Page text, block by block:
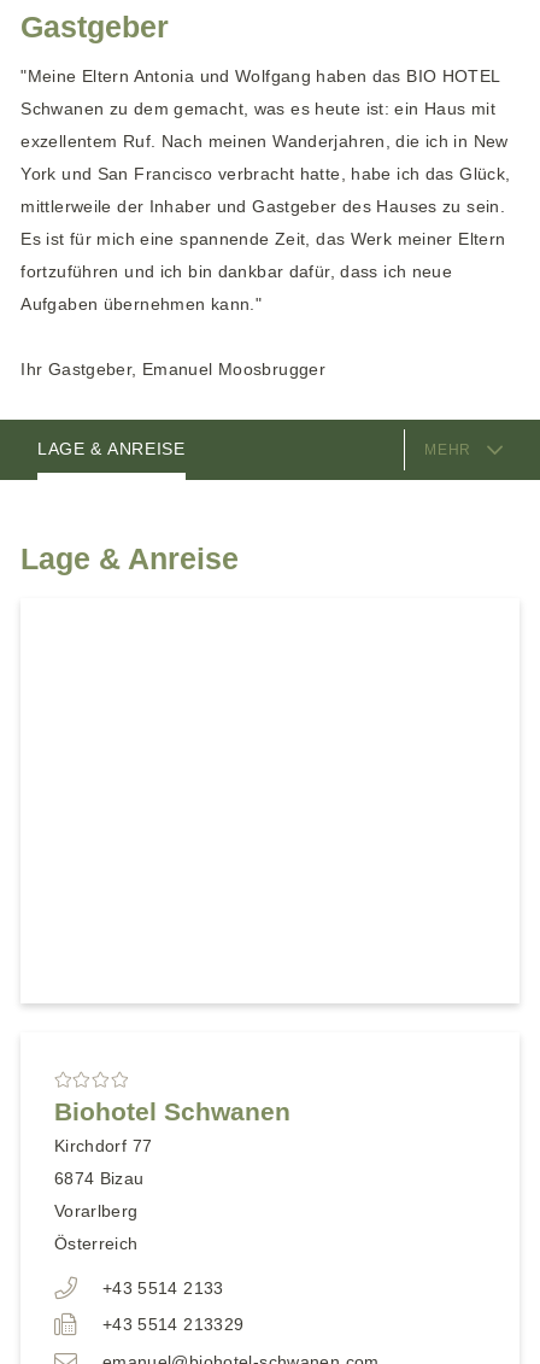
Gastgeber
"Meine Eltern Antonia und Wolfgang haben das BIO HOTEL
Schwanen zu dem gemacht, was es heute ist: ein Haus mit
exzellentem Ruf. Nach meinen Wanderjahren, die ich in New
York und San Francisco verbracht hatte, habe ich das Glück,
mittlerweile der Inhaber und Gastgeber des Hauses zu sein.
Es ist für mich eine spannende Zeit, das Werk meiner Eltern
fortzuführen und ich bin dankbar dafür, dass ich neue
Aufgaben übernehmen kann."
Ihr Gastgeber, Emanuel Moosbrugger
MEHR
AUSSTATTUNG
ZIMMER
ANGEBOTE
GASTGEBER
LAGE & ANREISE
Lage & Anreise
Biohotel Schwanen
Kirchdorf 77
6874 Bizau
Vorarlberg
Österreich
+43 5514 2133
+43 5514 213329